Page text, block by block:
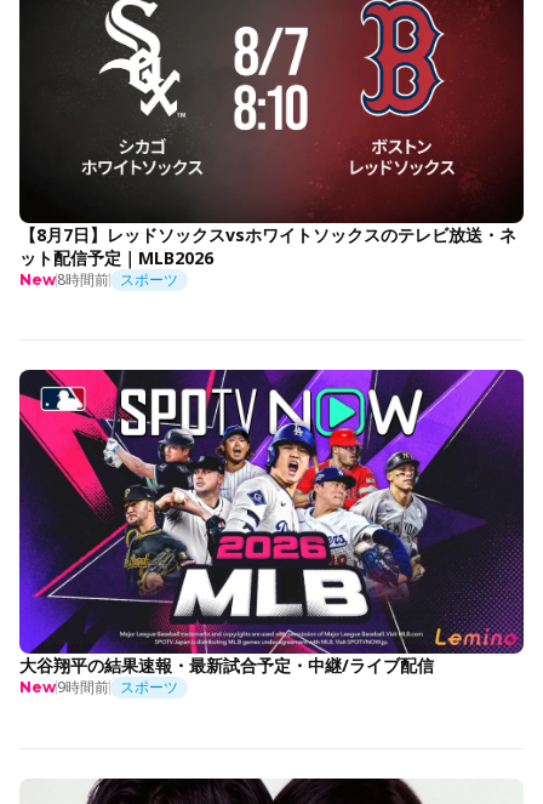
【8月7日】レッドソックスvsホワイトソックスのテレビ放送・ネ
ット配信予定｜MLB2026
New8時間前 スポーツ
大谷翔平の結果速報・最新試合予定・中継/ライブ配信
New9時間前 スポーツ